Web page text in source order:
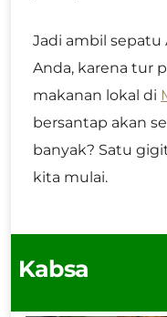
Jadi ambil sepatu
Anda, karena tur
makanan lokal di
bersantap akan
banyak? Satu
kita mulai.
Kabsa